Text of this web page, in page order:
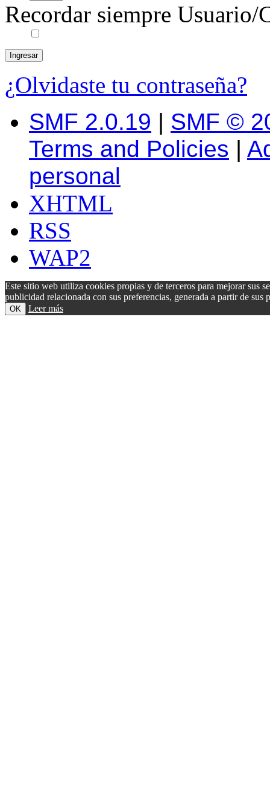
Recordar siempre Usuario/
¿Olvidaste tu contraseña?
SMF 2.0.19 | SMF ©
Terms and Policies |
personal
XHTML
RSS
WAP2
Este sitio web utiliza cookies propias y de terceros para mejorar sus
publicidad relacionada con sus preferencias, generada a partir de
OK Leer más